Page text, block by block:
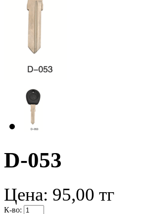
D-053
Цена: 95,00 тг
К-во: